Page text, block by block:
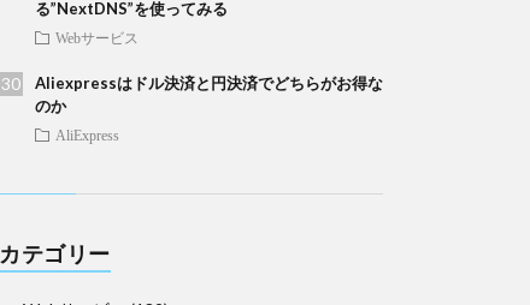
る”NextDNS”を使ってみる
Webサービス
Aliexpressはドル決済と円決済でどちらがお得な
のか
AliExpress
カテゴリー